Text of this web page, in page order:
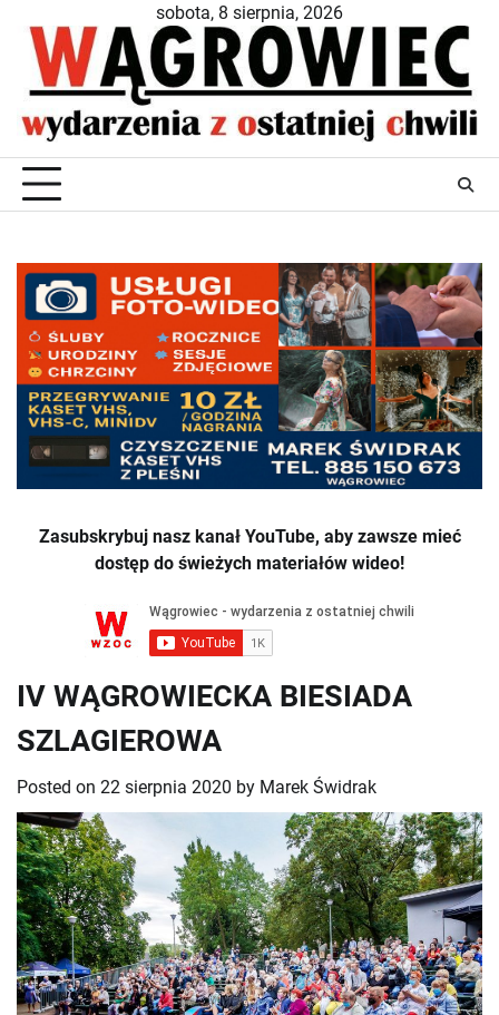
content
sobota, 8 sierpnia, 2026
Zasubskrybuj nasz kanał YouTube, aby zawsze mieć
dostęp do świeżych materiałów wideo!
IV WĄGROWIECKA BIESIADA
SZLAGIEROWA
Posted on 22 sierpnia 2020 by Marek Świdrak